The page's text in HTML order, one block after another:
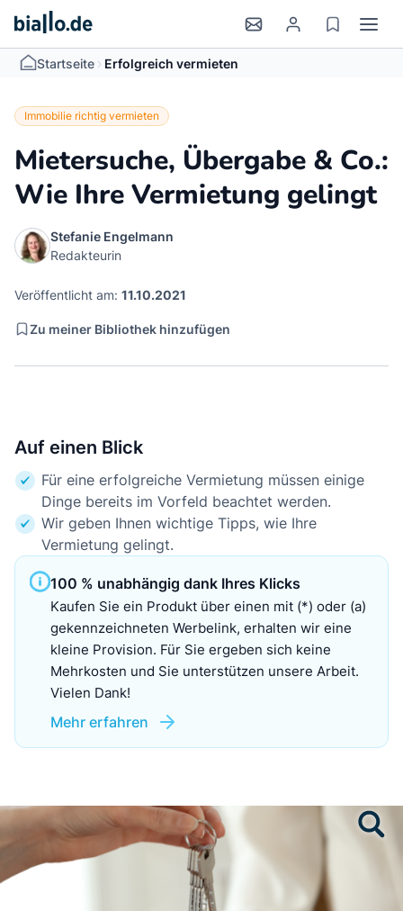
Startseite > Erfolgreich vermieten
Immobilie richtig vermieten
Mietersuche, Übergabe & Co.:
Wie Ihre Vermietung gelingt
Stefanie Engelmann
Redakteurin
Veröffentlicht am: 11.10.2021
Zu meiner Bibliothek hinzufügen
Auf einen Blick
Für eine erfolgreiche Vermietung müssen einige
Dinge bereits im Vorfeld beachtet werden.
Wir geben Ihnen wichtige Tipps, wie Ihre
Vermietung gelingt.
100 % unabhängig dank Ihres Klicks
Kaufen Sie ein Produkt über einen mit (*) oder (a)
gekennzeichneten Werbelink, erhalten wir eine
kleine Provision. Für Sie ergeben sich keine
Mehrkosten und Sie unterstützen unsere Arbeit.
Vielen Dank!
Mehr erfahren